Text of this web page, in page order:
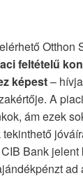
feltételű
képest–
A
ám ezek
Bank